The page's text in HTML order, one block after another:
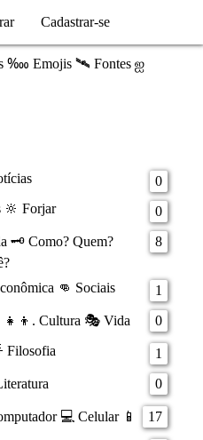
Cadastrar-se
‱ Emojis 🛰️ Fontes ஐ
0
🔆 Forjar
0
🗝️ Como? Quem?
8
👊 Sociais
1
Cultura 🎭 Vida
0
Filosofia
1
0
💻 Celular 📱 17